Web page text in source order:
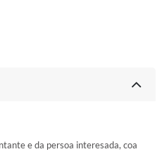
e da persoa interesada, coa